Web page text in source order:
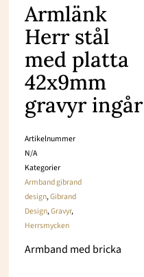
Armlänk
Herr stål
med platta
42x9mm
gravyr ingår
Artikelnummer
N/A
Kategorier
Armband gibrand
design,Gibrand
Design,Gravyr,
Herrsmycken
Armband med bricka